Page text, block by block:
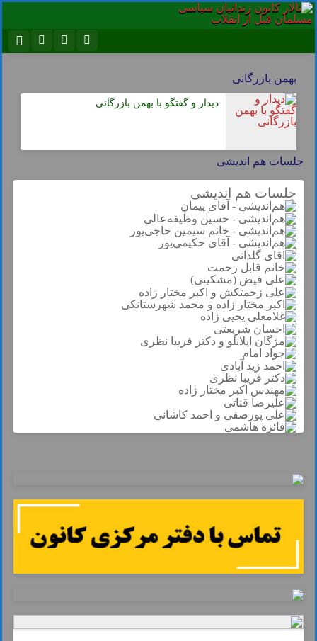
سروش ایتا
آپارات رمز عبور
مرا به خاطر بسپار
بهمن بازرگانی
دیدار و گفتگو با بهمن بازرگانی
جلسات هم اندیشی
جلسات هم اندیشی